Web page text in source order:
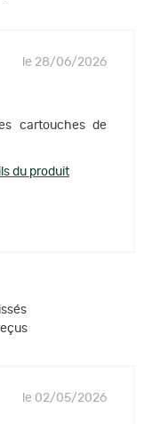
le 28/06/2026
cartouches de
du produit
le 02/05/2026